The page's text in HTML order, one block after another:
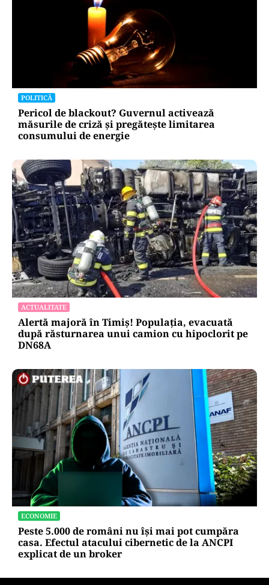
POLITICĂ
Bolojan, între lege și discreție: ce spune despre
declarația de avere a partenerei sale
POLITICĂ
Pericol de blackout? Guvernul activează
măsurile de criză și pregătește limitarea
consumului de energie
ACTUALITATE
Alertă majoră în Timiș! Populația, evacuată
după răsturnarea unui camion cu hipoclorit pe
DN68A